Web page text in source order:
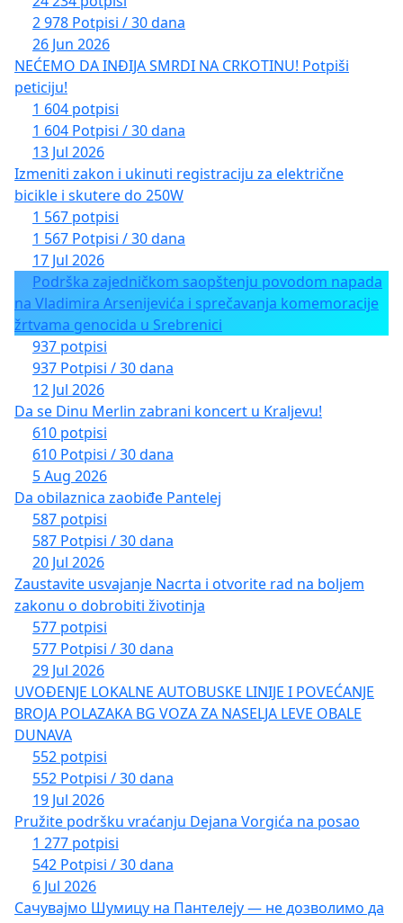
2 978 Potpisi / 30 dana
26 Jun 2026
NEĆEMO DA INĐIJA SMRDI NA CRKOTINU! Potpiši
peticiju!
1 604 potpisi
1 604 Potpisi / 30 dana
13 Jul 2026
Izmeniti zakon i ukinuti registraciju za električne
bicikle i skutere do 250W
1 567 potpisi
1 567 Potpisi / 30 dana
17 Jul 2026
Podrška zajedničkom saopštenju povodom napada
na Vladimira Arsenijevića i sprečavanja komemoracije
žrtvama genocida u Srebrenici
937 potpisi
937 Potpisi / 30 dana
12 Jul 2026
Da se Dinu Merlin zabrani koncert u Kraljevu!
610 potpisi
610 Potpisi / 30 dana
5 Aug 2026
Da obilaznica zaobiđe Pantelej
587 potpisi
587 Potpisi / 30 dana
20 Jul 2026
Zaustavite usvajanje Nacrta i otvorite rad na boljem
zakonu o dobrobiti životinja
577 potpisi
577 Potpisi / 30 dana
29 Jul 2026
UVOĐENJE LOKALNE AUTOBUSKE LINIJE I POVEĆANJE
BROJA POLAZAKA BG VOZA ZA NASELJA LEVE OBALE
DUNAVA
552 potpisi
552 Potpisi / 30 dana
19 Jul 2026
Pružite podršku vraćanju Dejana Vorgića na posao
1 277 potpisi
542 Potpisi / 30 dana
6 Jul 2026
Сачувајмо Шумицу на Пантелеју — не дозволимо да